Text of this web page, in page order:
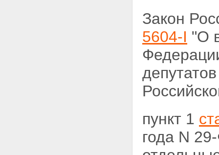
Закон
5604-I "О
пункт 1
года N